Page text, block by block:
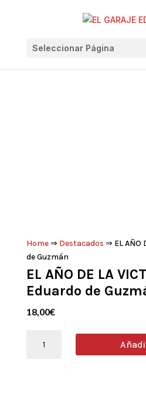
Seleccionar Página
Home⇒ Destacados ⇒ EL AÑO
de Guzmán
EL AÑO DE LA
Eduardo de
18,00€
AÑO